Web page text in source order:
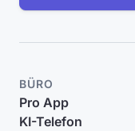
BÜRO
Pro App
KI-Telefon